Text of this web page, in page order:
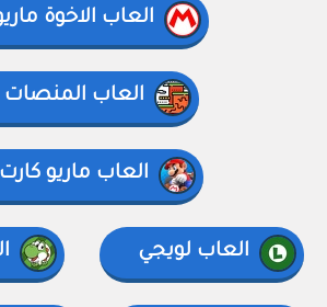
العاب الاخوة
العاب المنصات
العاب ماريو كارت
العاب لويجي